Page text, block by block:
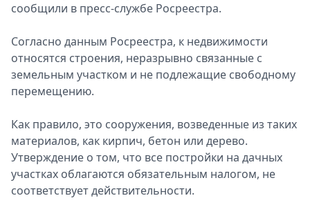
сообщили в пресс-службе Росреестра.
Согласно данным Росреестра, к недвижимости
относятся строения, неразрывно связанные с
земельным участком и не подлежащие свободному
перемещению.
Как правило, это сооружения, возведенные из таких
материалов, как кирпич, бетон или дерево.
Утверждение о том, что все постройки на дачных
участках облагаются обязательным налогом, не
соответствует действительности.